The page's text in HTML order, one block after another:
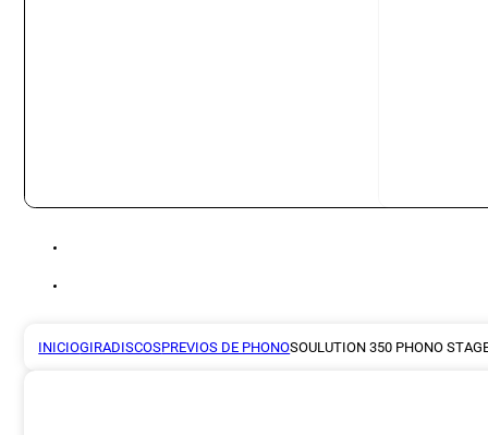
INICIOGIRADISCOSPREVIOS DE PHONOSOULUTION 350 PHONO